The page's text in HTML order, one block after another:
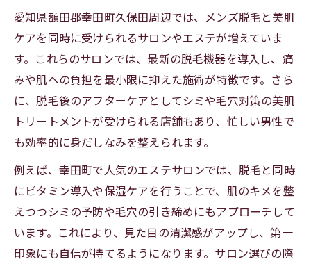
愛知県額田郡幸田町久保田周辺では、メンズ脱毛と美肌
ケアを同時に受けられるサロンやエステが増えていま
す。これらのサロンでは、最新の脱毛機器を導入し、痛
みや肌への負担を最小限に抑えた施術が特徴です。さら
に、脱毛後のアフターケアとしてシミや毛穴対策の美肌
トリートメントが受けられる店舗もあり、忙しい男性で
も効率的に身だしなみを整えられます。
例えば、幸田町で人気のエステサロンでは、脱毛と同時
にビタミン導入や保湿ケアを行うことで、肌のキメを整
えつつシミの予防や毛穴の引き締めにもアプローチして
います。これにより、見た目の清潔感がアップし、第一
印象にも自信が持てるようになります。サロン選びの際